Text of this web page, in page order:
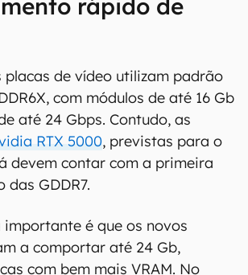
rápido de
de vídeo utilizam padrão